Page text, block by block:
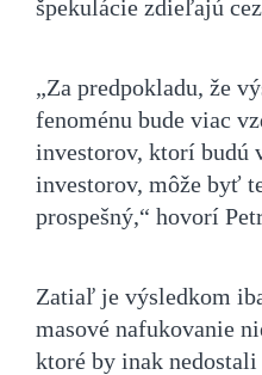
špekulácie zdieľajú
„Za predpokladu, že
fenoménu bude viac
investorov, ktorí budú
investorov, môže byť
prospešný,“ hovorí
Zatiaľ je výsledkom
masové nafukovanie
ktoré by inak